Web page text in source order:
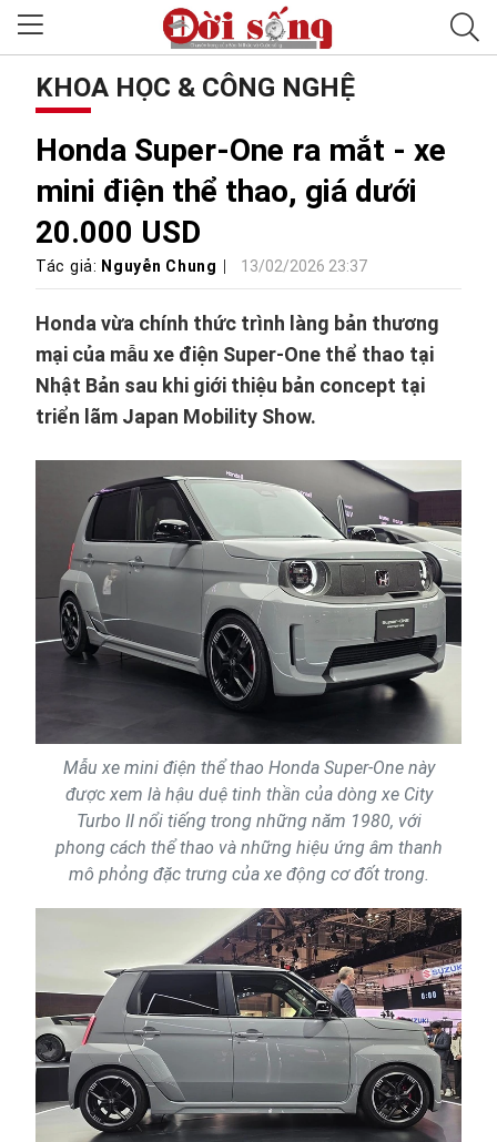
KHOA HỌC & CÔNG NGHỆ
Honda Super-One ra mắt - xe
mini điện thể thao, giá dưới
20.000 USD
Tác giả: Nguyễn Chung 13/02/2026 23:37
Honda vừa chính thức trình làng bản thương
mại của mẫu xe điện Super-One thể thao tại
Nhật Bản sau khi giới thiệu bản concept tại
triển lãm Japan Mobility Show.
Mẫu xe mini điện thể thao Honda Super-One này
được xem là hậu duệ tinh thần của dòng xe City
Turbo II nổi tiếng trong những năm 1980, với
phong cách thể thao và những hiệu ứng âm thanh
mô phỏng đặc trưng của xe động cơ đốt trong.